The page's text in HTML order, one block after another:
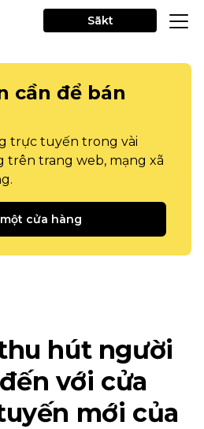
Sākt
cần để bán
trực tuyến trong vài
trên trang web, mạng xã
cửa hàng
hút người
với cửa
mới của